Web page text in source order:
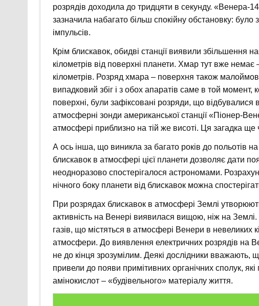
розрядів доходила до тридцяти в секунду. «Венера-
зазначила набагато більш спокійну обстановку:
імпульсів.
Крім блискавок, обидві станції виявили збільшення
кілометрів від поверхні планети. Хмар тут вже
кілометрів. Розряд хмара – поверхня також
випадковий збіг і з обох апаратів саме в той
поверхні, були зафіксовані розряди, що
атмосферні зонди американської станції «Піонер-
атмосфері приблизно на тій же висоті. Ця загадка ще
А ось інша, що виникла за багато років до польотів
блискавок в атмосфері цієї планети дозволяє дати
неодноразово спостерігалося астрономами.
нічного боку планети від блискавок можна
При розрядах блискавок в атмосфері Землі
активність на Венері виявилася вищою, ніж на
газів, що містяться в атмосфері Венери в невеликих
атмосфери. До виявлення електричних розрядів на
не до кінця зрозумілим. Деякі дослідники вважають,
привели до появи примітивних органічних сполук,
амінокислот – «будівельного» матеріалу життя.